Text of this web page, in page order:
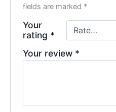
fields are marked *
Your
rating *
Your review *